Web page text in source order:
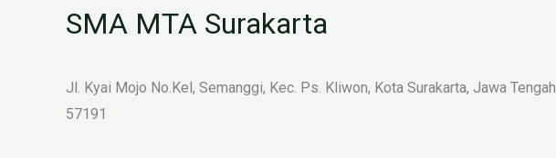
SMA MTA Surakarta
Jl. Kyai Mojo No.Kel, Semanggi, Kec. Ps. Kliwon, Kota Surakarta, Jawa Tengah
57191